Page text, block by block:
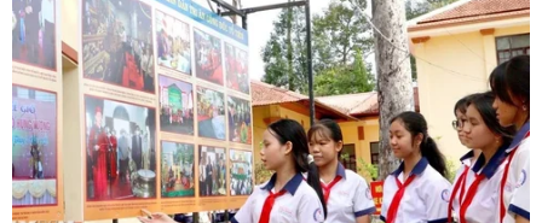
Tổng thống Mỹ Donald Trump. (Ảnh: Kyodo/TTXVN)
Ngày 26/2, Tổng thống Mỹ Donald Trump loại
trừ khả năng cung cấp bảo đảm an ninh hay tư